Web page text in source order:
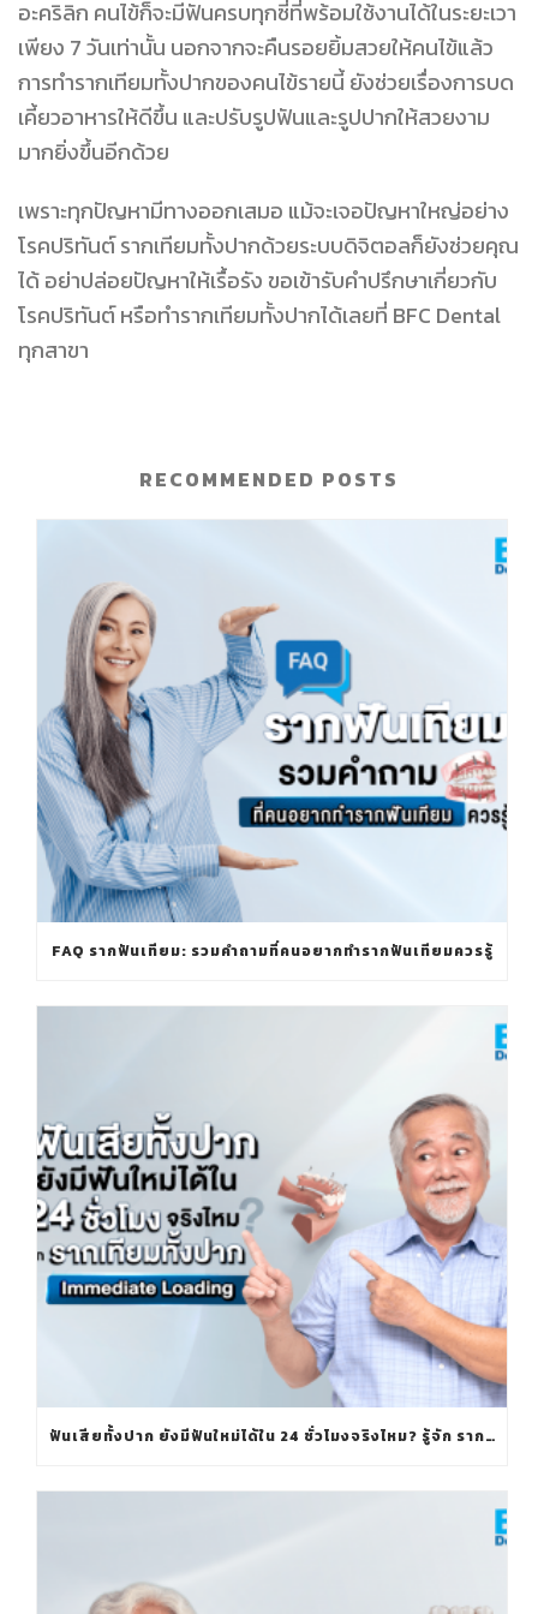
อะคริลิก คนไข้ก็จะมีฟันครบทุกซี่ที่พร้อมใช้งานได้ในระยะเวา
เพียง 7 วันเท่านั้น นอกจากจะคืนรอยยิ้มสวยให้คนไข้แล้ว
การทำรากเทียมทั้งปากของคนไข้รายนี้ ยังช่วยเรื่องการบด
เคี้ยวอาหารให้ดีขึ้น และปรับรูปฟันและรูปปากให้สวยงาม
มากยิ่งขึ้นอีกด้วย
เพราะทุกปัญหามีทางออกเสมอ แม้จะเจอปัญหาใหญ่อย่าง
โรคปริทันต์ รากเทียมทั้งปากด้วยระบบดิจิตอลก็ยังช่วยคุณ
ได้ อย่าปล่อยปัญหาให้เรื้อรัง ขอเข้ารับคำปรึกษาเกี่ยวกับ
โรคปริทันต์ หรือทำรากเทียมทั้งปากได้เลยที่ BFC Dental
ทุกสาขา
RECOMMENDED POSTS
FAQ รากฟันเทียม: รวมคำถามที่คนอยากทำรากฟันเทียมควรรู้
ฟันเสียทั้งปาก ยังมีฟันใหม่ได้ใน 24 ชั่วโมงจริงไหม? รู้จัก รากเทียมทั้งปาก IMMEDIATE LOADING